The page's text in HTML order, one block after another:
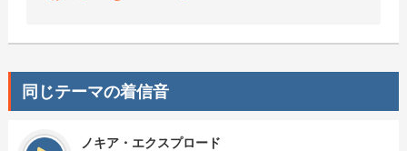
同じテーマの着信音
ノキア・エクスプロード